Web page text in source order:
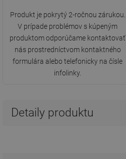
Produkt je pokrytý 2-ročnou zárukou.
V prípade problémov s kúpeným
produktom odporúčame kontaktovať
nás prostredníctvom kontaktného
formulára alebo telefonicky na čísle
infolinky.
Detaily produktu